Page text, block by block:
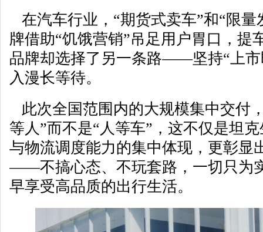
在汽车行业，“期货式卖车”和“限量
牌借助“饥饿营销”吊足用户胃口，提
品牌却选择了另一条路——坚持“上市
入漫长等待。
此次全国范围内的大规模集中交付
等人”而不是“人等车”，这不仅是坦
与物流调度能力的集中体现，更彰显
——不搞心态、不玩套路，一切只为
早享受高品质的出行生活。